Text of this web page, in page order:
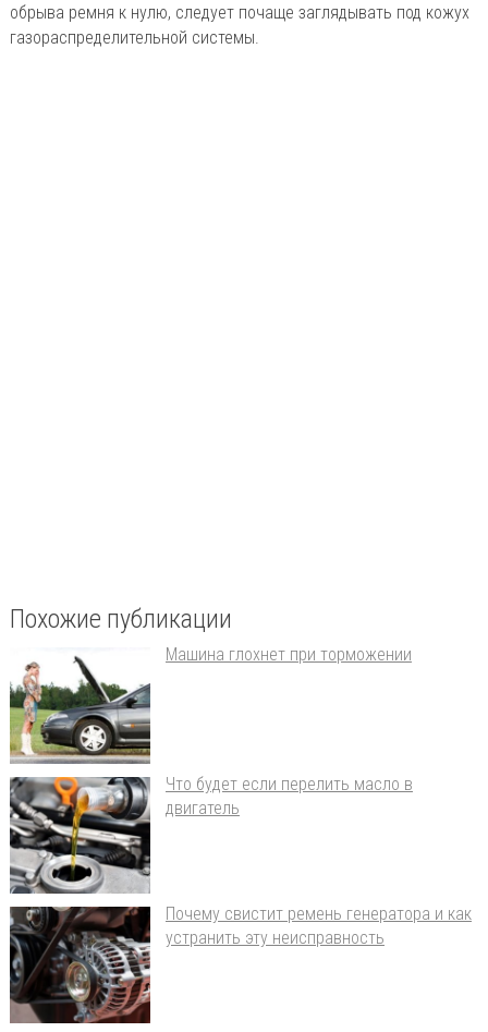
обрыва ремня к нулю, следует почаще заглядывать под кожух
газораспределительной системы.
Похожие публикации
Машина глохнет при торможении
Что будет если перелить масло в
двигатель
Почему свистит ремень генератора и как
устранить эту неисправность